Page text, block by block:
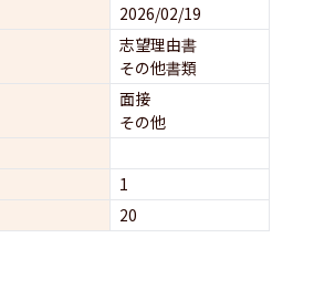
2026/02/19
志望理由書
その他書類
面接
その他
1
20